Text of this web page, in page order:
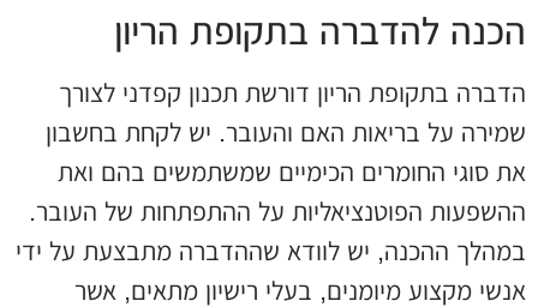
הכנה להדברה בתקופת הריון
הדברה בתקופת הריון דורשת תכנון קפדני לצורך
שמירה על בריאות האם והעובר. יש לקחת בחשבון
את סוגי החומרים הכימיים שמשתמשים בהם ואת
ההשפעות הפוטנציאליות על ההתפתחות של העובר.
במהלך ההכנה, יש לוודא שההדברה מתבצעת על ידי
אנשי מקצוע מיומנים, בעלי רישיון מתאים, אשר